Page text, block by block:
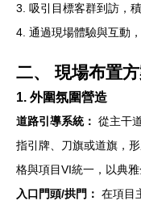
3. 吸引目標客群到訪，
4. 通過現場體驗與互動
二、 現場布置方
1. 外圍氛圍營造
道路引導系統： 從主干
指引牌、刀旗或道旗，
格與項目VI統一，以典
入口門頭/拱門： 在項目